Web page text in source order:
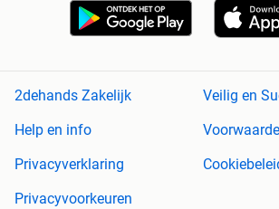
2dehands Zakelijk
Veilig en
Help en info
Privacyverklaring
Privacyvoorkeuren